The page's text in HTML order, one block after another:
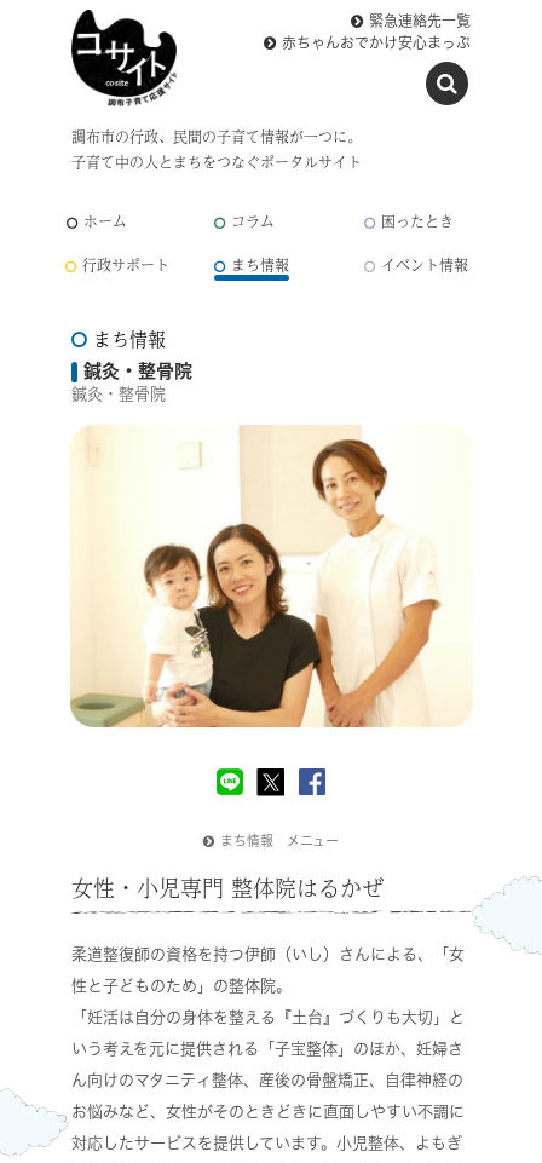
調布市の行政、民間の子育て情報が一つに。
子育て中の人とまちをつなぐポータルサイト
緊急連絡先一覧
赤ちゃんおでかけ安心まっぷ
ホーム コラム
困ったとき
行政サポート
まち情報 イベント情報
まち情報
鍼灸・整骨院
鍼灸・整骨院
まち情報 メニュー
女性・小児専門 整体院はるかぜ
柔道整復師の資格を持つ伊師（いし）さんによる、「女
性と子どものため」の整体院。
「妊活は自分の身体を整える『土台』づくりも大切」と
いう考えを元に提供される「子宝整体」のほか、妊婦さ
ん向けのマタニティ整体、産後の骨盤矯正、自律神経の
お悩みなど、女性がそのときどきに直面しやすい不調に
対応したサービスを提供しています。小児整体、よもぎ